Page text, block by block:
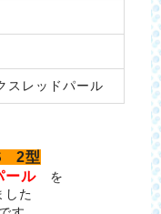
スレッドパール
2型
ール を
した